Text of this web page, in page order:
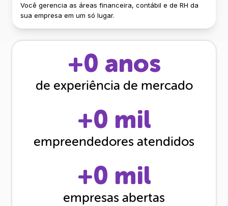
Você gerencia as áreas financeira, contábil e de RH da
sua empresa em um só lugar.
+0 anos
de experiência de mercado
+0 mil
empreendedores atendidos
+0 mil
empresas abertas